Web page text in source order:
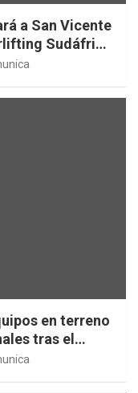
a San Vicente
Sudáfrica
en terreno
tras el